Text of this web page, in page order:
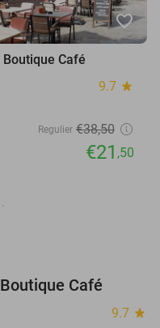
favorite_border
Café
9.7 star
Regulier €38,50
€21 ,50
Café
9.7 star